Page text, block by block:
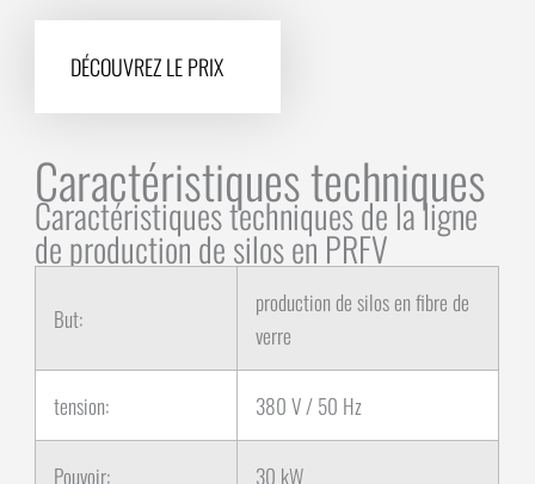
DÉCOUVREZ LE PRIX
Caractéristiques techniques
Caractéristiques techniques de la ligne
de production de silos en PRFV
But:
production de silos en fibre de
verre
tension: 380 V / 50 Hz
Pouvoir: 30 kW